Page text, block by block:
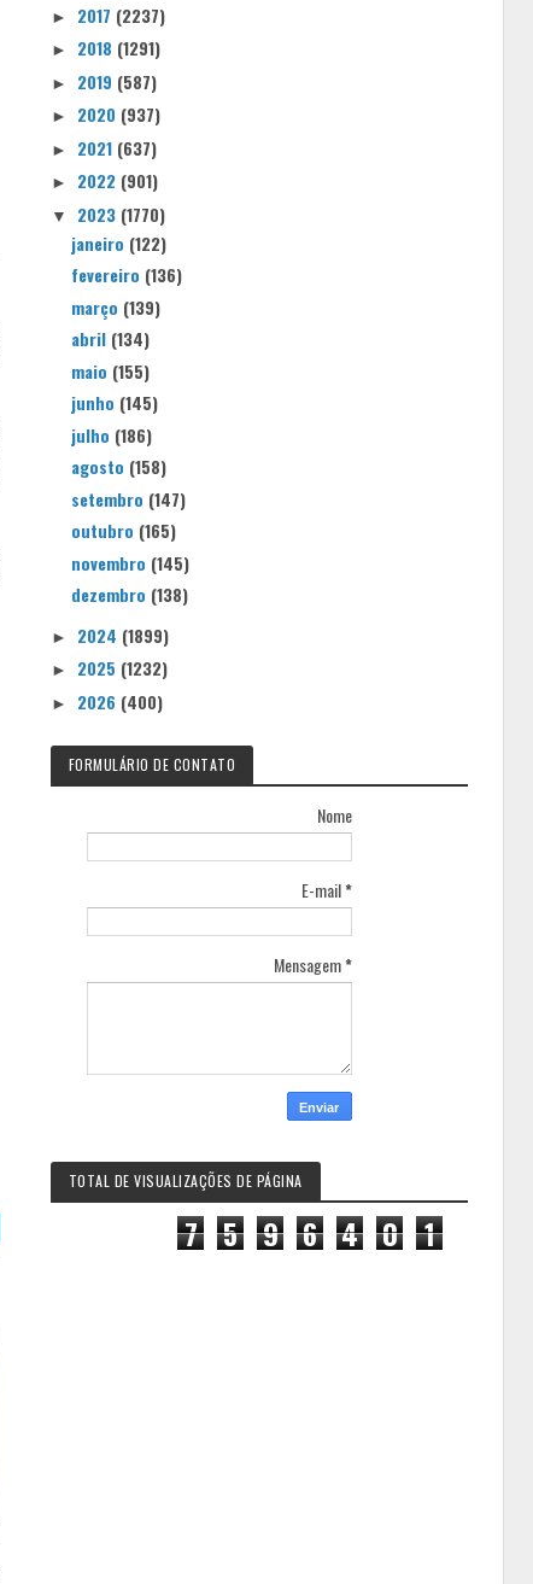
► 2017 (2237)
► 2018 (1291)
► 2019 (587)
► 2020 (937)
► 2021 (637)
► 2022 (901)
▼ 2023 (1770)
janeiro (122)
fevereiro (136)
março (139)
abril (134)
maio (155)
junho (145)
julho (186)
agosto (158)
setembro (147)
outubro (165)
novembro (145)
dezembro (138)
► 2024 (1899)
► 2025 (1232)
► 2026 (400)
FORMULÁRIO DE CONTATO
Nome
E-mail*
Mensagem*
TOTAL DE VISUALIZAÇÕES DE PÁGINA
7 5 9 6 4 0 1